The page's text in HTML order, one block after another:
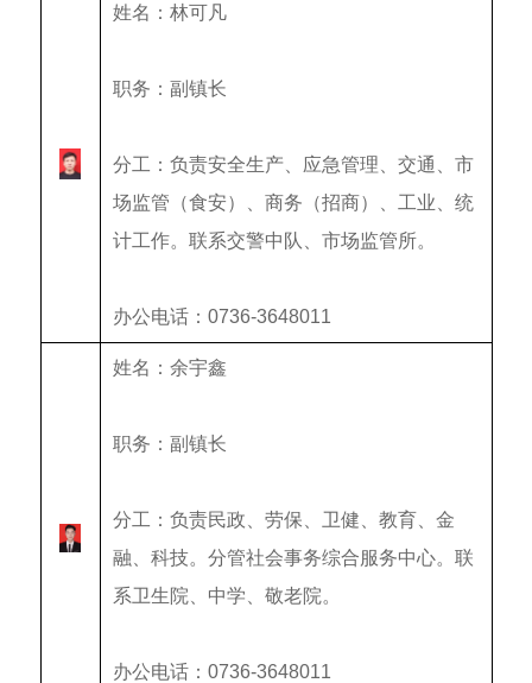
姓名：林可凡
职务：副镇长
分工：负责安全生产、应急管理、交通、市
场监管（食安）、商务（招商）、工业、统
计工作。联系交警中队、市场监管所。
办公电话：0736-3648011
姓名：余宇鑫
职务：副镇长
分工： 负责民政、劳保、卫健、教育、金
融、科技。分管社会事务综合服务中心。联
系卫生院、中学、敬老院。
办公电话：0736-3648011